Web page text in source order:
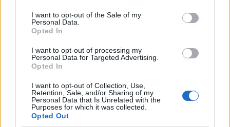
I want to opt-out of the Sale of my
Personal Data.
Opted In
I want to opt-out of processing my
Personal Data for Targeted Advertising.
Opted In
I want to opt-out of Collection, Use,
Retention, Sale, and/or Sharing of my
Personal Data that Is Unrelated with the
Purposes for which it was collected.
Opted Out